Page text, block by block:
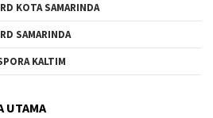
KOTA SAMARINDA
SAMARINDA
KALTIM
UTAMA